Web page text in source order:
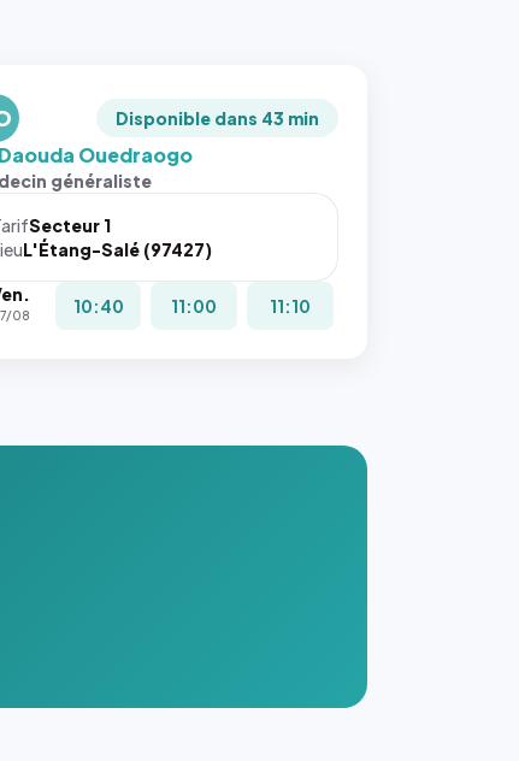
Disponible dans 43 min
Ouedraogo
généraliste
Secteur 1
L'Étang-Salé (97427)
08 10:40 11:00 11:10